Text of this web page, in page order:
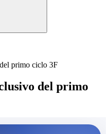
primo ciclo 3F
del primo